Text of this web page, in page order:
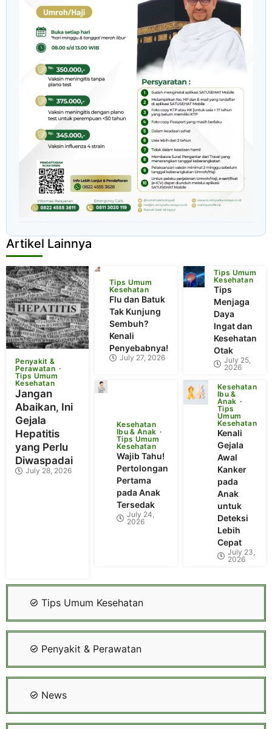
Artikel Lainnya
Penyakit &
Perawatan
Tips Umum
Kesehatan
Jangan
Abaikan, Ini
Gejala
Hepatitis
yang Perlu
Diwaspadai
July 28, 2026
Tips Umum
Kesehatan
Flu dan Batuk
Tak Kunjung
Sembuh?
Kenali
Penyebabnya!
July 27, 2026
Tips Umum
Kesehatan
Tips
Menjaga
Daya
Ingat dan
Kesehatan
Otak
July 25,
2026
Kesehatan
Ibu & Anak
Tips Umum
Kesehatan
Wajib Tahu!
Pertolongan
Pertama
pada Anak
Tersedak
July 24,
2026
Kesehatan
Ibu &
Anak
Tips
Umum
Kesehatan
Kenali
Gejala
Awal
Kanker
pada
Anak
untuk
Deteksi
Lebih
Cepat
July 23,
2026
Tips Umum Kesehatan
Penyakit & Perawatan
News